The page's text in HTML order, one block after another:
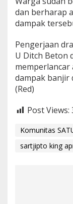
dan berharap
dampak
Pengerjaan
U Ditch Beton
memperlancar
dampak banjir
(Red)
Post Views:
Komunitas
sartjipto king